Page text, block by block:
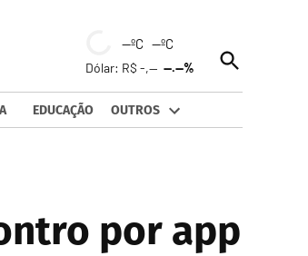
--ºC --ºC
Dólar: R$ -,----.--%
Open
Search
EDUCAÇÃO OUTROS
por app